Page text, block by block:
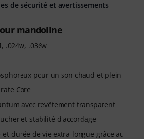
mandoline
.024w, .036w
pour un son chaud et plein
Core
avec revêtement transparent
et stabilité d'accordage
et durée de vie extra-longue grâce au
de sécurité et avertissements